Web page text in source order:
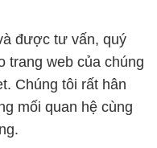
được tư vấn, quý
trang web của chúng
Chúng tôi rất hân
mối quan hệ cùng